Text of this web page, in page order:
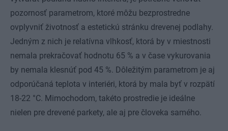
pozornosť parametrom, ktoré môžu bezprostredne
ovplyvniť životnosť a estetickú stránku drevenej podlahy.
Jedným z nich je relatívna vlhkosť, ktorá by v miestnosti
nemala prekračovať hodnotu 65 % a v čase vykurovania
by nemala klesnúť pod 45 %. Dôležitým parametrom je aj
odporúčaná teplota v interiéri, ktorá by mala byť v rozpätí
18-22 °C. Mimochodom, takéto prostredie je ideálne
nielen pre drevené parkety, ale aj pre človeka samého.